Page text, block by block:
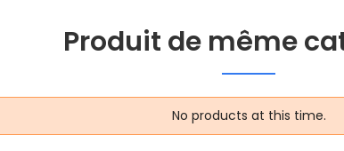
Produit de même
No products at this time.